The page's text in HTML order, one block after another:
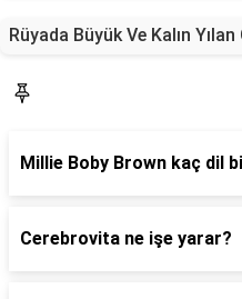
Rüyada Büyük Ve Kalın
Millie Boby Brown kaç dil
Cerebrovita ne işe yarar?